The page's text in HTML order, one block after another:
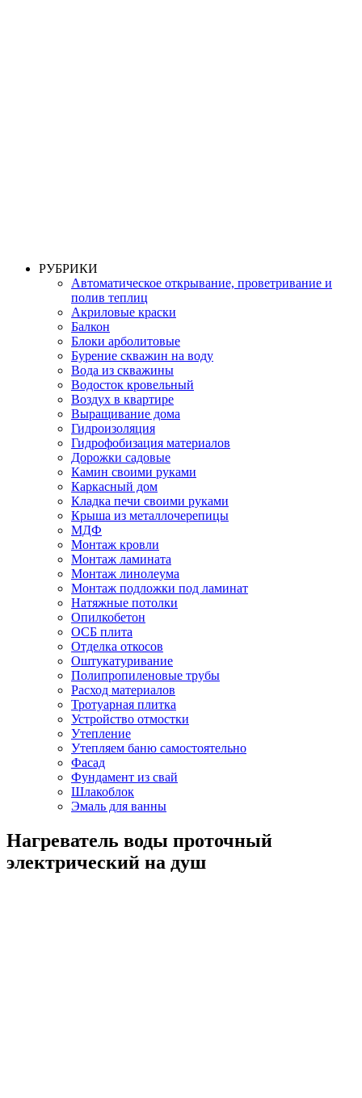
РУБРИКИ
Автоматическое открывание, проветривание и
полив теплиц
Акриловые краски
Балкон
Блоки арболитовые
Бурение скважин на воду
Вода из скважины
Водосток кровельный
Воздух в квартире
Выращивание дома
Гидроизоляция
Гидрофобизация материалов
Дорожки садовые
Камин своими руками
Каркасный дом
Кладка печи своими руками
Крыша из металлочерепицы
МДФ
Монтаж кровли
Монтаж ламината
Монтаж линолеума
Монтаж подложки под ламинат
Натяжные потолки
Опилкобетон
ОСБ плита
Отделка откосов
Оштукатуривание
Полипропиленовые трубы
Расход материалов
Тротуарная плитка
Устройство отмостки
Утепление
Утепляем баню самостоятельно
Фасад
Фундамент из свай
Шлакоблок
Эмаль для ванны
Нагреватель воды проточный
электрический на душ